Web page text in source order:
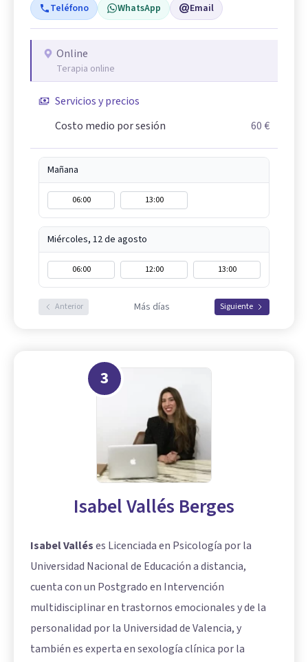
Teléfono WhatsApp Email
Online
Terapia online
Servicios y precios
Costo medio por sesión
60 €
Mañana
06:00 13:00
Miércoles, 12 de agosto
06:00 12:00 13:00
Anterior Más días Siguiente
3
Isabel Vallés Berges
Isabel Valléses Licenciada en Psicología por la
Universidad Nacional de Educación a distancia,
cuenta con un Postgrado en Intervención
multidisciplinar en trastornos emocionalesy de la
personalidad por la Universidad de Valencia, y
también es experta en sexología clínica por la